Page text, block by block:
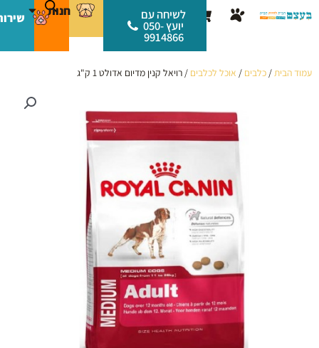
לתוכן
עגלת
קניות
לשיחה עם
יועץ 050-
9914866
חנות
עמוד הבית/ כלבים / אוכל לכלבים / רויאל קנין מדיום אדולט 1 ק"ג